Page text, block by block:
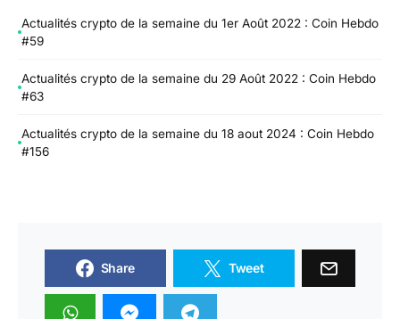
Actualités crypto de la semaine du 1er Août 2022 : Coin Hebdo
#59
Actualités crypto de la semaine du 29 Août 2022 : Coin Hebdo
#63
Actualités crypto de la semaine du 18 aout 2024 : Coin Hebdo
#156
Share Tweet